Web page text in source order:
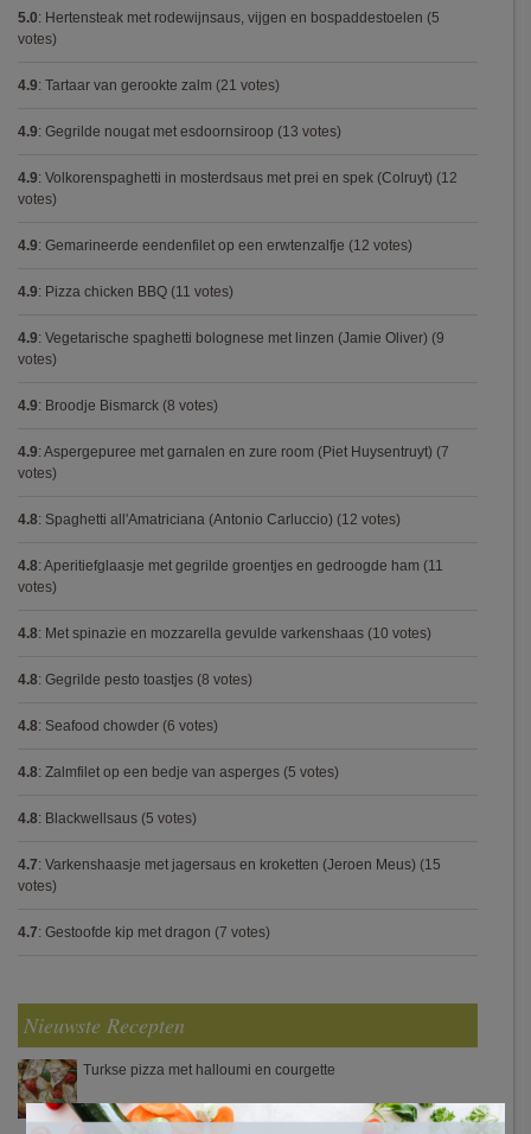
5.0: Hertensteak met rodewijnsaus, vijgen en bospaddestoelen (5
votes)
4.9: Tartaar van gerookte zalm (21 votes)
4.9: Gegrilde nougat met esdoornsiroop (13 votes)
4.9: Volkorenspaghetti in mosterdsaus met prei en spek (Colruyt) (12
votes)
4.9: Gemarineerde eendenfilet op een erwtenzalfje (12 votes)
4.9: Pizza chicken BBQ (11 votes)
4.9: Vegetarische spaghetti bolognese met linzen (Jamie Oliver) (9
votes)
4.9: Broodje Bismarck (8 votes)
4.9: Aspergepuree met garnalen en zure room (Piet Huysentruyt) (7
votes)
4.8: Spaghetti all'Amatriciana (Antonio Carluccio) (12 votes)
4.8: Aperitiefglaasje met gegrilde groentjes en gedroogde ham (11
votes)
4.8: Met spinazie en mozzarella gevulde varkenshaas (10 votes)
4.8: Gegrilde pesto toastjes (8 votes)
4.8: Seafood chowder (6 votes)
4.8: Zalmfilet op een bedje van asperges (5 votes)
4.8: Blackwellsaus (5 votes)
4.7: Varkenshaasje met jagersaus en kroketten (Jeroen Meus) (15
votes)
4.7: Gestoofde kip met dragon (7 votes)
Nieuwste Recepten
Turkse pizza met halloumi en courgette
×